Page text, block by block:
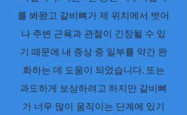
를 봐왔고 갈비뼈가 제 위치에서 벗어
나 주변 근육과 관절이 긴장될 수 있
기 때문에 내 증상 중 일부를 약간 완
화하는 데 도움이 되었습니다. 또는
과도하게 보상하려고 하지만 갈비뼈
가 너무 많이 움직이는 단계에 있기